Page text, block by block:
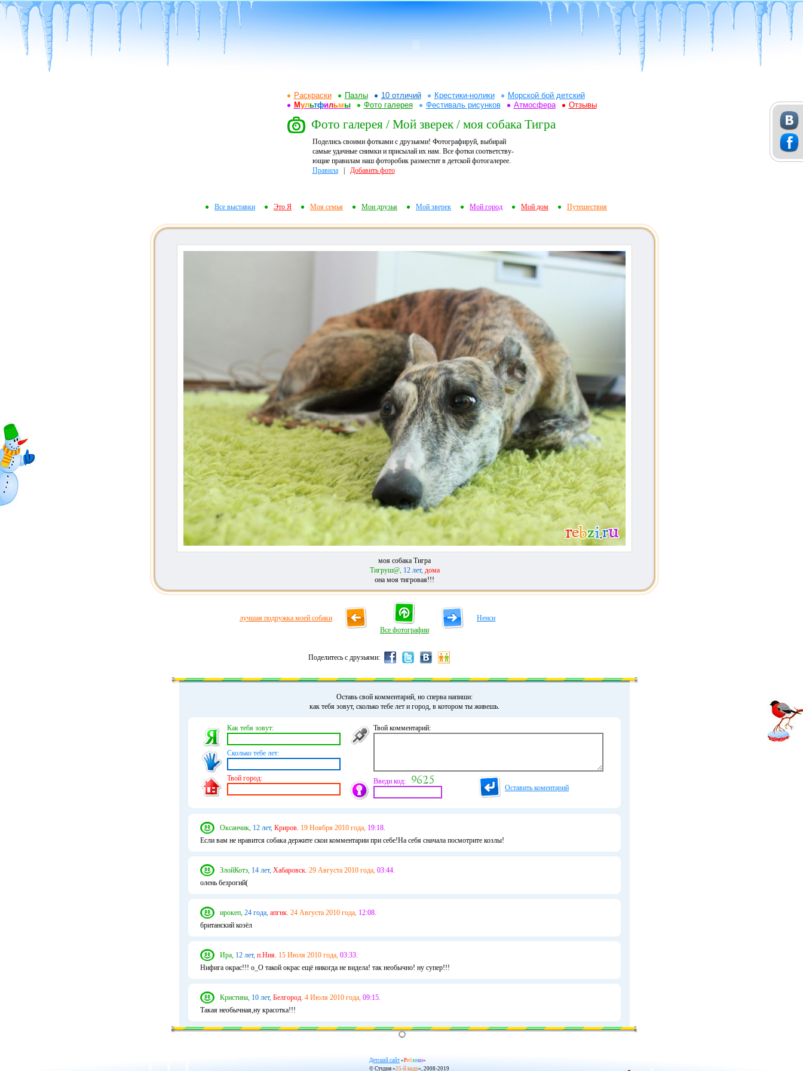
Раскраски Пазлы 10 отличий Крестики-нолики
Морской бой детский
Мультфильмы Фото галерея Фестиваль рисунков Атмосфера Отзывы
Фото галерея / Мой зверек / моя собака Тигра
Поделись своими фотками с друзьями! Фотографируй, выбирай
самые удачные снимки и присылай их нам. Все фотки соответству-
ющие правилам наш фоторобик разместит в детской фотогалерее.
Правила| Добавить фото
Все выставки Это Я Моя семья Мои друзья Мой зверек Мой город Мой дом Путешествия
моя собака Тигра
Тигруш@, 12 лет, дома
она моя тигровая!!!
лучшая подружка моей собаки
Все фотографии
Ненси
Поделитесь с друзьями:
Оставь свой комментарий, но сперва напиши:
как тебя зовут, сколько тебе лет и город, в котором ты живешь.
Как тебя зовут:
Сколько тебе лет:
Твой город:
Твой комментарий:
Введи код:
Оставить коментарий
Оксанчик, 12 лет, Криров. 19 Ноября 2010 года, 19:18.
Если вам не нравится собака держите скои комментарии при себе!На себя сначала посмотрите козлы!
ЗлойКотэ, 14 лет, Хабаровск. 29 Августа 2010 года, 03:44.
олень безрогий(
ирокеп, 24 года, апгнк. 24 Августа 2010 года, 12:08.
британский козёл
Ира, 12 лет, п.Ния. 15 Июля 2010 года, 03:33.
Нифига окрас!!! о_О такой окрас ещё никогда не видела! так необычно! ну супер!!!
Кристина, 10 лет, Белгород. 4 Июля 2010 года, 09:15.
Такая необычная,ну красотка!!!
Детский сайт «Ребзики»
© Студия «25-й кадр», 2008-2019